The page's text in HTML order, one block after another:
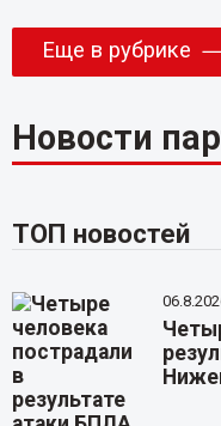
Еще в рубрике
Новости
ТОП новостей